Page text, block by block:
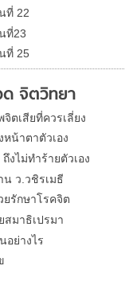
ที่ 22
ที่23
ที่ 25
ด จิตวิทยา
ตเสียที่ควรเลี่ยง
น้าตาตัวเอง
งไม่ทำร้ายตัวเอง
ว.วชิรเมธี
รักษาโรคจิต
สมาธิเปรมา
อย่างไร